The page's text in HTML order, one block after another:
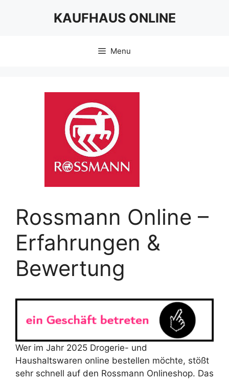
KAUFHAUS ONLINE
Menu
Rossmann Online –
Erfahrungen &
Bewertung
Wer im Jahr 2025 Drogerie- und
Haushaltswaren online bestellen möchte, stößt
sehr schnell auf den Rossmann Onlineshop. Das